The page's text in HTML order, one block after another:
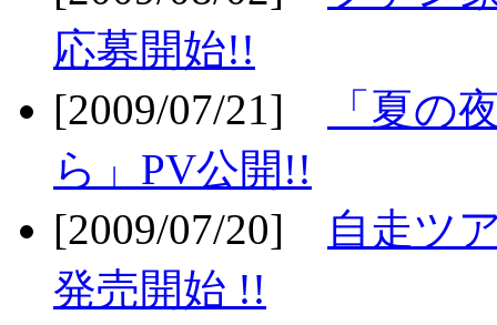
応募開始!!
[2009/07/21]
「夏の
ら」PV公開!!
[2009/07/20]
自走ツ
発売開始 !!